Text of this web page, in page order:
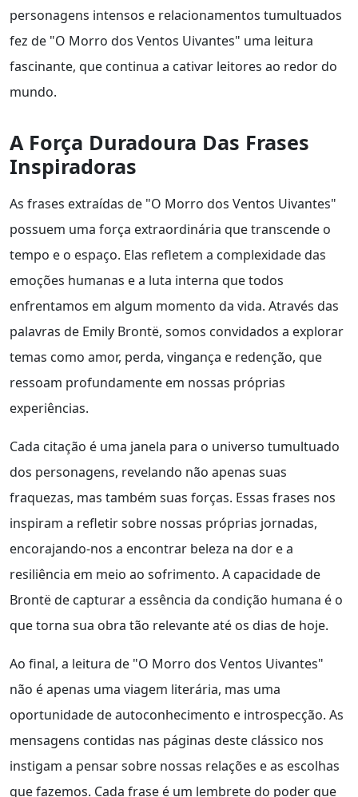
personagens intensos e relacionamentos tumultuados
fez de "O Morro dos Ventos Uivantes" uma leitura
fascinante, que continua a cativar leitores ao redor do
mundo.
A Força Duradoura Das Frases
Inspiradoras
As frases extraídas de "O Morro dos Ventos Uivantes"
possuem uma força extraordinária que transcende o
tempo e o espaço. Elas refletem a complexidade das
emoções humanas e a luta interna que todos
enfrentamos em algum momento da vida. Através das
palavras de Emily Brontë, somos convidados a explorar
temas como amor, perda, vingança e redenção, que
ressoam profundamente em nossas próprias
experiências.
Cada citação é uma janela para o universo tumultuado
dos personagens, revelando não apenas suas
fraquezas, mas também suas forças. Essas frases nos
inspiram a refletir sobre nossas próprias jornadas,
encorajando-nos a encontrar beleza na dor e a
resiliência em meio ao sofrimento. A capacidade de
Brontë de capturar a essência da condição humana é o
que torna sua obra tão relevante até os dias de hoje.
Ao final, a leitura de "O Morro dos Ventos Uivantes"
não é apenas uma viagem literária, mas uma
oportunidade de autoconhecimento e introspecção. As
mensagens contidas nas páginas deste clássico nos
instigam a pensar sobre nossas relações e as escolhas
que fazemos. Cada frase é um lembrete do poder que